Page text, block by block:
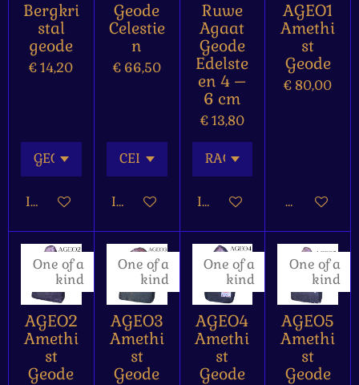
Bergkri
stal
geode
€ 14,20
In winkelwagen
Geode
Celestie
n
€ 66,50
In winkelwagen
Ruwe
Agaat
Geode
Edelste
en 4 –
6 cm
€ 13,80
In winkelwagen
AGEO1
Amethi
st
Geode
€ 80,00
Houd mij
One of a
kind
AGEO2
Amethi
st
Geode
One of a
kind
AGEO3
Amethi
st
Geode
One of a
kind
AGEO4
Amethi
st
Geode
One of a
kind
AGEO5
Amethi
st
Geode